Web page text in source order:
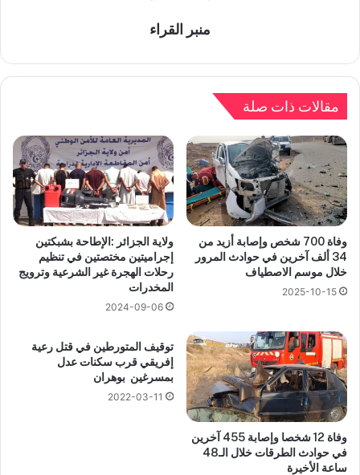
منبر القراء
مقالات ذات صلة
وفاة 700 شخص وإصابة أزيد من
34 ألف آخرين في حوادث المرور
خلال موسم الاصطياف
2025-10-15
ولاية الجزائر :الإطاحة بشبكتين
إجراميتين مختصتين في تنظيم
رحلات الهجرة غير الشرعية وترويج
المخدرات
2024-09-06
وفاة 12 شخصا وإصابة 455 آخرين
في حوادث الطرقات خلال الـ48
ساعة الأخيرة
توقيف المتورطين في قتل رعية
إفريقي قرب سكنات عدل
بمسرغين بوهران
2022-03-11